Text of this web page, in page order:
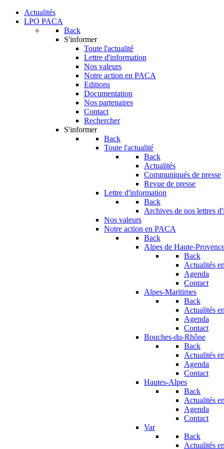
Actualités
LPO PACA
Back
S'informer
Toute l'actualité
Lettre d'information
Nos valeurs
Notre action en PACA
Editions
Documentation
Nos partenaires
Contact
Rechercher
S'informer
Back
Toute l'actualité
Back
Actualités
Communiqués de presse
Revue de presse
Lettre d'information
Back
Archives de nos lettres
Nos valeurs
Notre action en PACA
Back
Alpes de Haute-
Back
Actualités
Agenda
Contact
Alpes-Maritimes
Back
Actualités
Agenda
Contact
Bouches-du-Rhône
Back
Actualités
Agenda
Contact
Hautes-Alpes
Back
Actualités
Agenda
Contact
Var
Back
Actualités